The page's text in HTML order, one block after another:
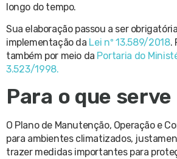
longo do tempo.
Sua elaboração passou a ser
implementação da Lei nº 13.589/2018.
também por meio da Portaria do
3.523/1998.
Para o que serve
O Plano de Manutenção, Operação e
para ambientes climatizados,
trazer medidas importantes para